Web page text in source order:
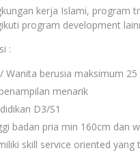
kerja Islami, program
program development
:
Wanita berusia maksimum 25
menarik
D3/S1
badan pria min 160cm dan
skill service oriented yang